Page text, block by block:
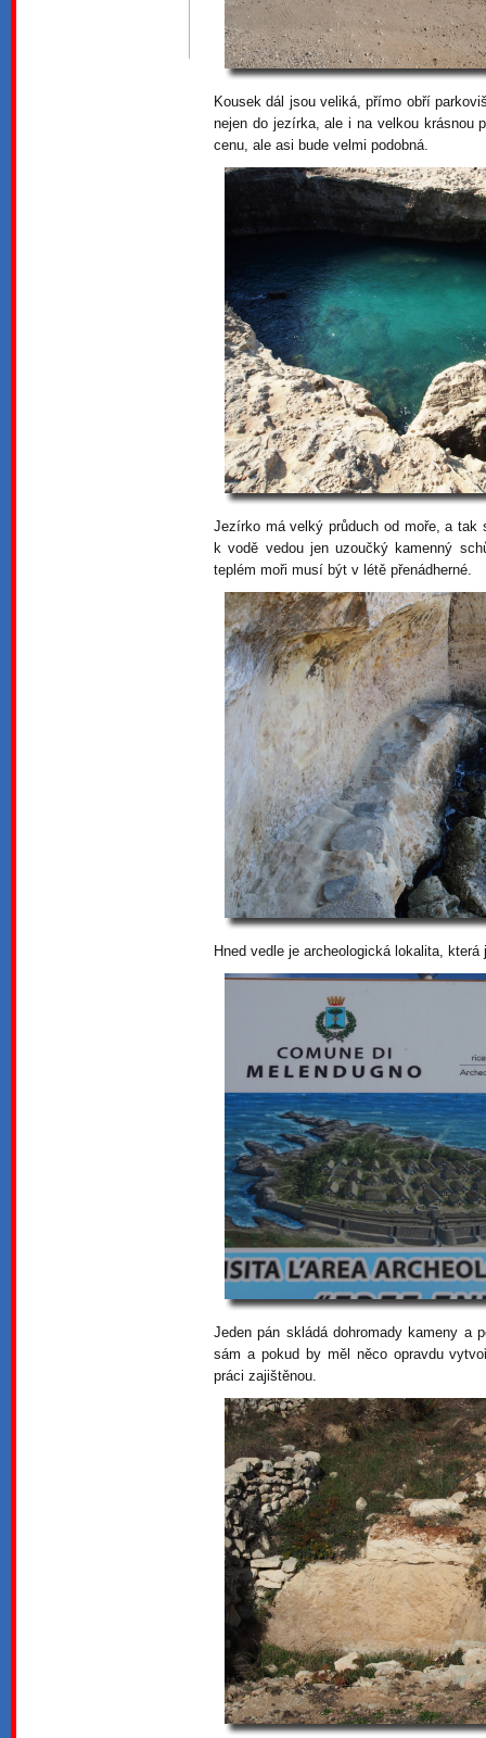
Kousek dál jsou veliká, přímo obří
nejen do jezírka, ale i na velkou krásnou
cenu, ale asi bude velmi podobná.
Jezírko má velký průduch od moře, a
k vodě vedou jen uzoučký kamenný
teplém moři musí být v létě přenádherné.
Hned vedle je archeologická lokalita, která
Jeden pán skládá dohromady kameny a
sám a pokud by měl něco opravdu
práci zajištěnou.